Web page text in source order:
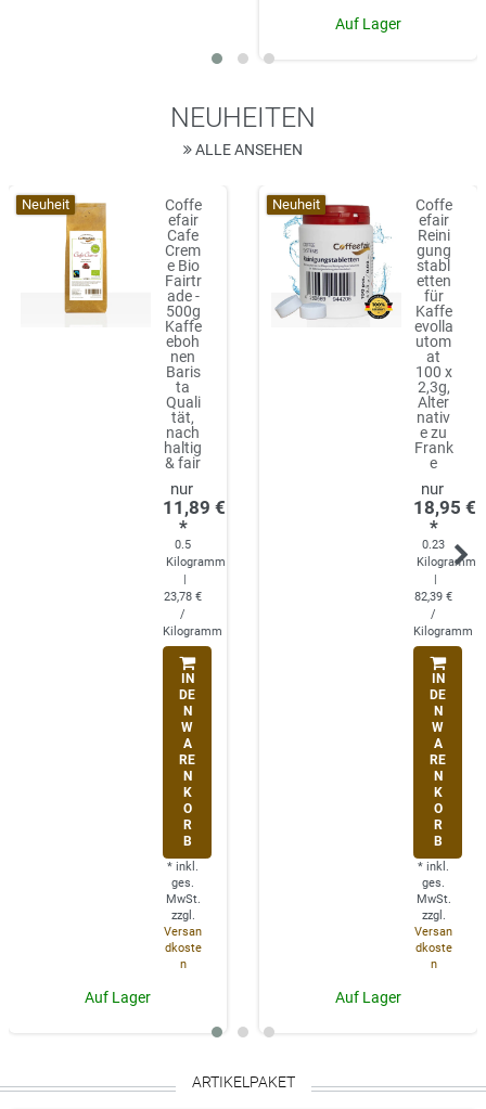
Auf Lager
NEUHEITEN
ALLE ANSEHEN
Neuheit
Coffe
efair
Cafe
Crem
e Bio
Fairtr
ade -
500g
Kaffe
eboh
nen
Baris
ta
Quali
tät,
nach
haltig
& fair
11,89 €
*
0.5
Kilogramm
23,78 €
/
Kilogramm
IN
DE
N
W
A
RE
N
K
O
R
B
* inkl.
ges.
MwSt.
zzgl.
Versan
dkoste
n
Auf Lager
Neuheit
Coffe
efair
Reini
gung
stabl
etten
für
Kaffe
evolla
utom
at
100 x
2,3g,
Alter
nativ
e zu
Frank
e
18,95 €
*
0.23
Kilogramm
82,39 €
/
Kilogramm
IN
DE
N
W
A
RE
N
K
O
R
B
* inkl.
ges.
MwSt.
zzgl.
Versan
dkoste
n
Auf Lager
ARTIKELPAKET